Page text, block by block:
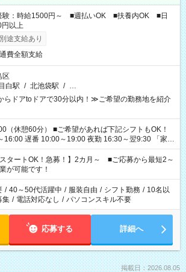
験：時給1500円～ ■週払いOK ■扶養内OK ■日
以上
途支給あり
費全額支給
区
目白駅 / 北池袋駅 / …
らドアtoドアで30分以内！≫ご希望の勤務地を紹介
ご希望があれば下記シフトもOK！
遅番 10:00～19:00 夜勤 16:30～翌9:30 「家族
わせたい」 「余裕を持って夕飯の準備がしたい」
残業はしたくない」 など、ご希望を教えてください
のお仕事の勤務時間。 合計で週40時間を超える場
きません。
スタートOK！急募！】2カ月～ ■ご応募から最短2～
が可能です！
/ 40～50代活躍中 / 服装自由 / シフト勤務 / 10名以
集 / 電話対応なし / パソコンスキル不要
応募する 詳細へ
掲載日：2026.08.05